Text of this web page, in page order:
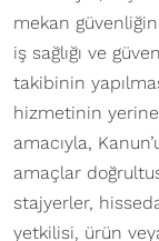
mekan
iş sağlığı ve
takibinin
hizmetinin
amacıyla,
amaçlar
stajyerler,
yetkilisi, ürün